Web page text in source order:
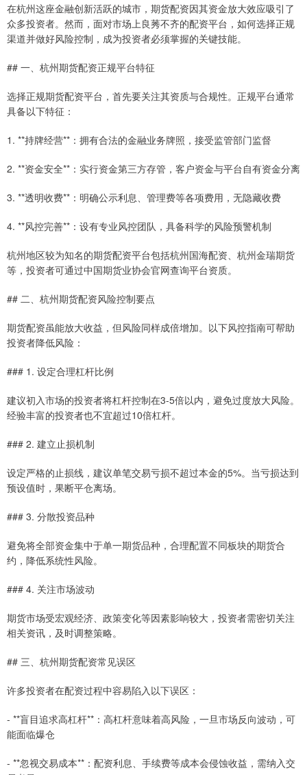
在杭州这座金融创新活跃的城市，期货配资因其资金放大效应吸引了
众多投资者。然而，面对市场上良莠不齐的配资平台，如何选择正规
渠道并做好风险控制，成为投资者必须掌握的关键技能。
## 一、杭州期货配资正规平台特征
选择正规期货配资平台，首先要关注其资质与合规性。正规平台通常
具备以下特征：
1. **持牌经营**：拥有合法的金融业务牌照，接受监管部门监督
2. **资金安全**：实行资金第三方存管，客户资金与平台自有资金分离
3. **透明收费**：明确公示利息、管理费等各项费用，无隐藏收费
4. **风控完善**：设有专业风控团队，具备科学的风险预警机制
杭州地区较为知名的期货配资平台包括杭州国海配资、杭州金瑞期货
等，投资者可通过中国期货业协会官网查询平台资质。
## 二、杭州期货配资风险控制要点
期货配资虽能放大收益，但风险同样成倍增加。以下风控指南可帮助
投资者降低风险：
### 1. 设定合理杠杆比例
建议初入市场的投资者将杠杆控制在3-5倍以内，避免过度放大风险。
经验丰富的投资者也不宜超过10倍杠杆。
### 2. 建立止损机制
设定严格的止损线，建议单笔交易亏损不超过本金的5%。当亏损达到
预设值时，果断平仓离场。
### 3. 分散投资品种
避免将全部资金集中于单一期货品种，合理配置不同板块的期货合
约，降低系统性风险。
### 4. 关注市场波动
期货市场受宏观经济、政策变化等因素影响较大，投资者需密切关注
相关资讯，及时调整策略。
## 三、杭州期货配资常见误区
许多投资者在配资过程中容易陷入以下误区：
- **盲目追求高杠杆**：高杠杆意味着高风险，一旦市场反向波动，可
能面临爆仓
- **忽视交易成本**：配资利息、手续费等成本会侵蚀收益，需纳入交